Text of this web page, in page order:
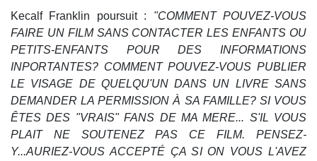
Kecalf Franklin poursuit : "COMMENT POUVEZ-VOUS
FAIRE UN FILM SANS CONTACTER LES ENFANTS OU
PETITS-ENFANTS POUR DES INFORMATIONS
INPORTANTES? COMMENT POUVEZ-VOUS PUBLIER
LE VISAGE DE QUELQU'UN DANS UN LIVRE SANS
DEMANDER LA PERMISSION À SA FAMILLE? SI VOUS
ÊTES DES "VRAIS" FANS DE MA MERE... S'IL VOUS
PLAIT NE SOUTENEZ PAS CE FILM. PENSEZ-
Y...AURIEZ-VOUS ACCEPTÉ ÇA SI ON VOUS L'AVEZ